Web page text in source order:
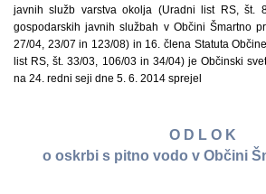
javnih služb varstva okolja (Uradni list RS, št.
gospodarskih javnih službah v Občini Šmartno
27/04, 23/07 in 123/08) in 16. člena Statuta
list RS, št. 33/03, 106/03 in 34/04) je Občinski
na 24. redni seji dne 5. 6. 2014 sprejel
O D L O K
o oskrbi s pitno vodo v Občini